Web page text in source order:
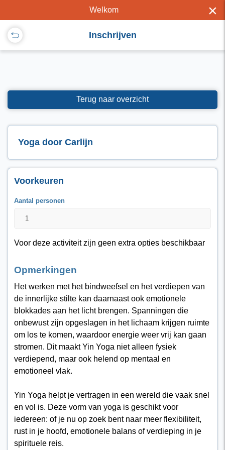
Welkom ×
Inschrijven
Terug naar overzicht
Yoga door Carlijn
Voorkeuren
Aantal personen
Voor deze activiteit zijn geen extra opties beschikbaar
Opmerkingen
Het werken met het bindweefsel en het verdiepen van
de innerlijke stilte kan daarnaast ook emotionele
blokkades aan het licht brengen. Spanningen die
onbewust zijn opgeslagen in het lichaam krijgen ruimte
om los te komen, waardoor energie weer vrij kan gaan
stromen. Dit maakt Yin Yoga niet alleen fysiek
verdiepend, maar ook helend op mentaal en
emotioneel vlak.
Yin Yoga helpt je vertragen in een wereld die vaak snel
en vol is. Deze vorm van yoga is geschikt voor
iedereen: of je nu op zoek bent naar meer flexibiliteit,
rust in je hoofd, emotionele balans of verdieping in je
spirituele reis.